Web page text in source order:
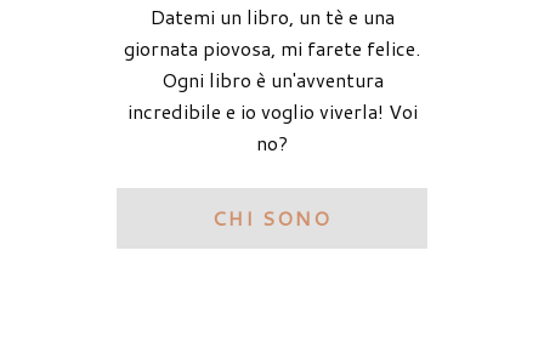
Datemi un libro, un tè e una
giornata piovosa, mi farete felice.
Ogni libro è un'avventura
incredibile e io voglio viverla! Voi
no?
CHI SONO